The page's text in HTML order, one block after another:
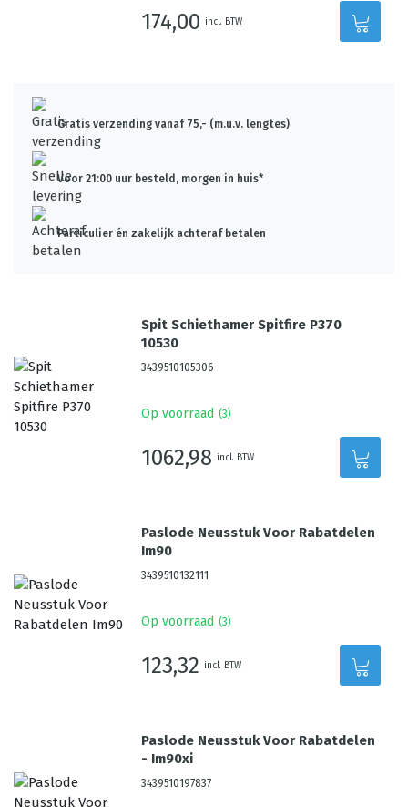
174,00 incl. BTW
Gratis verzending vanaf 75,- (m.u.v. lengtes)
Voor 21:00 uur besteld, morgen in huis*
Particulier én zakelijk achteraf betalen
Spit Schiethamer Spitfire P370
10530
3439510105306
Op voorraad (3)
1062,98 incl. BTW
Paslode Neusstuk Voor Rabatdelen
Im90
3439510132111
Op voorraad (3)
123,32 incl. BTW
Paslode Neusstuk Voor Rabatdelen
- Im90xi
3439510197837